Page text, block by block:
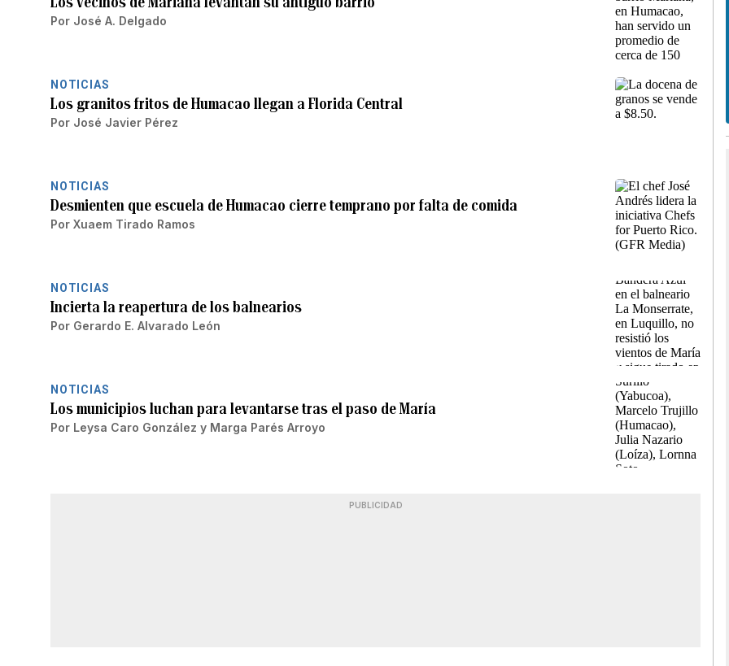
Por José A. Delgado
NOTICIAS
Los granitos fritos de Humacao llegan a Florida Central
Por José Javier Pérez
NOTICIAS
Desmienten que escuela de Humacao cierre temprano por falta de comida
Por Xuaem Tirado Ramos
NOTICIAS
Incierta la reapertura de los balnearios
Por Gerardo E. Alvarado León
NOTICIAS
Los municipios luchan para levantarse tras el paso de María
Por Leysa Caro González y Marga Parés Arroyo
PUBLICIDAD